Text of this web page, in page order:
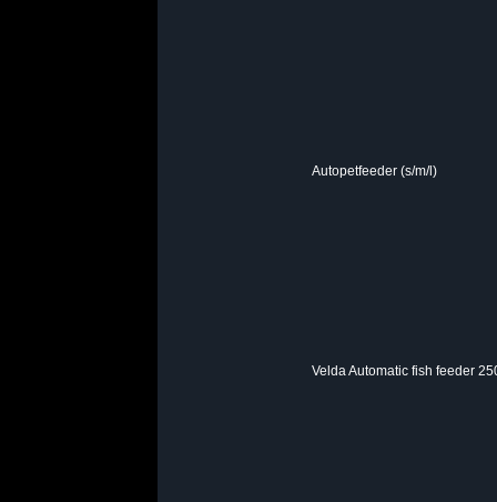
Autopetfeeder (s/m/l)
Velda Automatic fish feeder